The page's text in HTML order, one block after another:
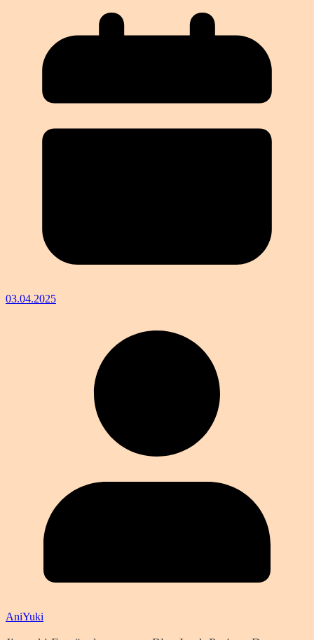
03.04.2025
AniYuki